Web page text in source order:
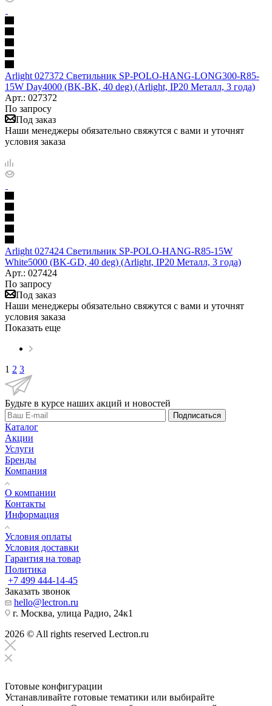
Arlight 027372 Светильник SP-POLO-HANG-LONG300-R85-
15W Day4000 (BK-BK, 40 deg) (Arlight, IP20 Металл, 3 года)
Арт.: 027372
По запросу
Под заказ
Наши менеджеры обязательно свяжутся с вами и уточнят
условия заказа
Arlight 027424 Светильник SP-POLO-HANG-R85-15W
White5000 (BK-GD, 40 deg) (Arlight, IP20 Металл, 3 года)
Арт.: 027424
По запросу
Под заказ
Наши менеджеры обязательно свяжутся с вами и уточнят
условия заказа
Показать еще
1 2 3
Будьте в курсе наших акций и новостей
Подписаться
Каталог
Акции
Услуги
Бренды
Компания
О компании
Контакты
Информация
Условия оплаты
Условия доставки
Гарантия на товар
Политика
+7 499 444-14-45
Заказать звонок
hello@lectron.ru
г. Москва, улица Радио, 24к1
2026 © All rights reserved Lectron.ru
Готовые конфигурации
Устанавливайте готовые тематики или выбирайте